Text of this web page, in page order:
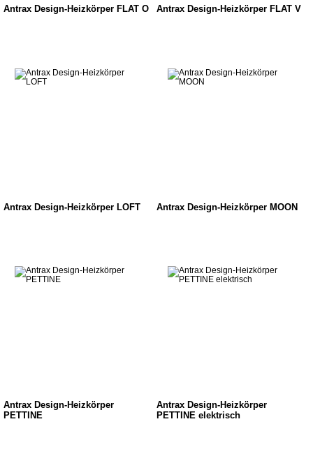
Antrax Design-Heizkörper FLAT O Antrax Design-Heizkörper FLAT V
Antrax Design-Heizkörper LOFT Antrax Design-Heizkörper MOON
Antrax Design-Heizkörper
PETTINE
Antrax Design-Heizkörper
PETTINE elektrisch